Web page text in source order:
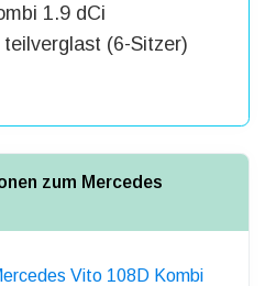
1.9 dCi
(6-Sitzer)
zum Mercedes
Vito 108D Kombi